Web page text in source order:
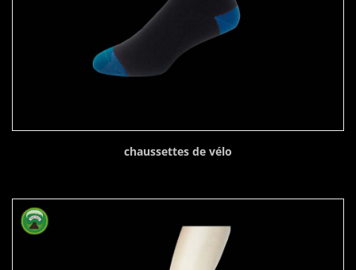
chaussettes de vélo